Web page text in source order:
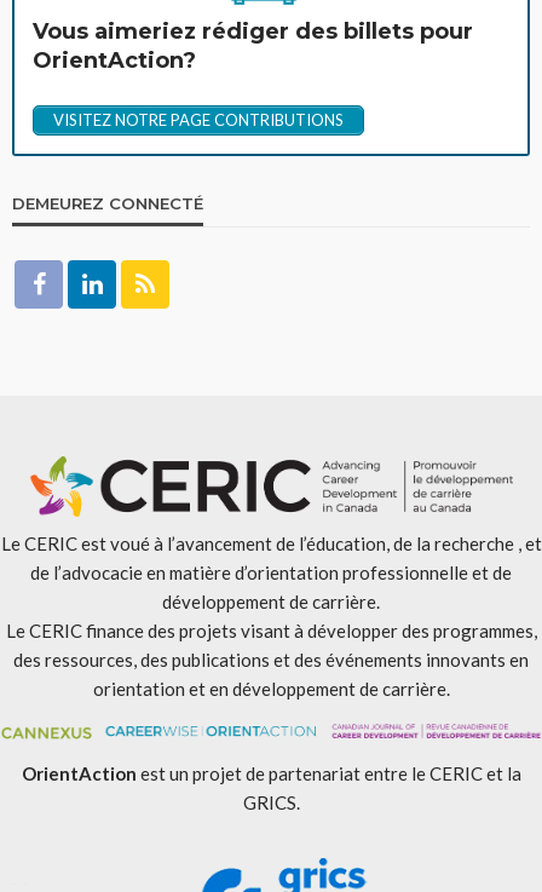
Vous aimeriez rédiger des billets pour
OrientAction?
VISITEZ NOTRE PAGE CONTRIBUTIONS
DEMEUREZ CONNECTÉ
Le CERIC est voué à l’avancement de l’éducation, de la recherche , et
de l’advocacie en matière d’orientation professionnelle et de
développement de carrière.
Le CERIC finance des projets visant à développer des programmes,
des ressources, des publications et des événements innovants en
orientation et en développement de carrière.
OrientAction est un projet de partenariat entre le CERIC et la
GRICS.